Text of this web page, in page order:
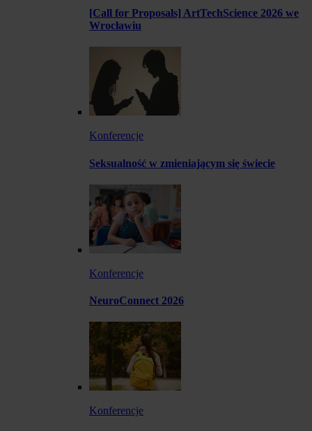
[Call for Proposals] ArtTechScience 2026 we
Wrocławiu
Konferencje
Seksualność w zmieniającym się świecie
Konferencje
NeuroConnect 2026
Konferencje